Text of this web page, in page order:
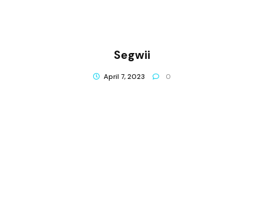
Segwii
April 7, 2023 0